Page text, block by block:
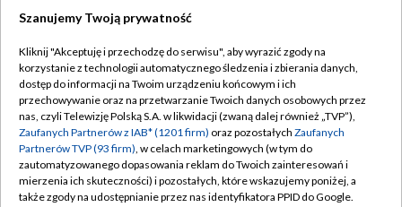
TVP
Abonament TVP
Emisja w TVP
Centrum informacji TVP
Naziemna Telewizja Cyfrowa
Regulamin TVP
Polityka prywatności
Moje zgody
Pomoc
Szanujemy Twoją prywatność
Kliknij "Akceptuję i przechodzę do serwisu", aby wyrazić zgody na
korzystanie z technologii automatycznego śledzenia i zbierania danych,
dostęp do informacji na Twoim urządzeniu końcowym i ich
przechowywanie oraz na przetwarzanie Twoich danych osobowych przez
nas, czyli Telewizję Polską S.A. w likwidacji (zwaną dalej również „TVP”),
Zaufanych Partnerów z IAB* (1201 firm) oraz pozostałych Zaufanych
Partnerów TVP (93 firm), w celach marketingowych (w tym do
zautomatyzowanego dopasowania reklam do Twoich zainteresowań i
mierzenia ich skuteczności) i pozostałych, które wskazujemy poniżej, a
także zgody na udostępnianie przez nas identyfikatora PPID do Google.